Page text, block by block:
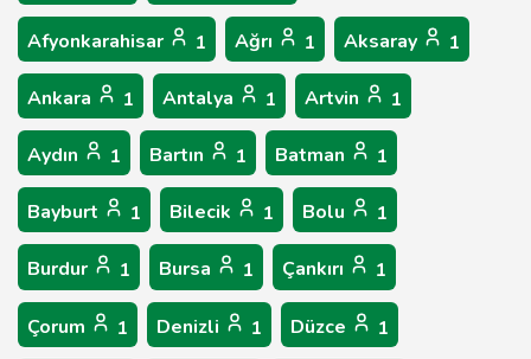
Afyonkarahisar 1 Ağrı 1 Aksaray 1
Ankara 1 Antalya 1 Artvin 1
Aydın 1 Bartın 1 Batman 1
Bayburt 1 Bilecik 1 Bolu 1
Burdur 1 Bursa 1 Çankırı 1
Çorum 1 Denizli 1 Düzce 1